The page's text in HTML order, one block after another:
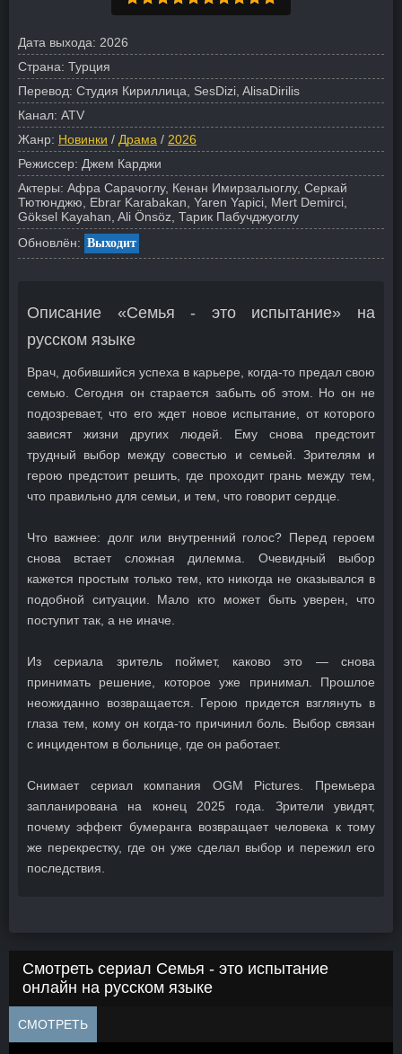
Дата выхода: 2026
Страна: Турция
Перевод: Студия Кириллица, SesDizi, AlisaDirilis
Канал: ATV
Жанр: Новинки / Драма / 2026
Режиссер: Джем Карджи
Актеры: Афра Сарачоглу, Кенан Имирзалыоглу, Серкай
Тютюнджю, Ebrar Karabakan, Yaren Yapici, Mert Demirci,
Göksel Kayahan, Ali Önsöz, Тарик Пабучджуоглу
Обновлён: Выходит
Описание «Семья - это испытание» на
русском языке
Врач, добившийся успеха в карьере, когда-то предал свою
семью. Сегодня он старается забыть об этом. Но он не
подозревает, что его ждет новое испытание, от которого
зависят жизни других людей. Ему снова предстоит
трудный выбор между совестью и семьей. Зрителям и
герою предстоит решить, где проходит грань между тем,
что правильно для семьи, и тем, что говорит сердце.
Что важнее: долг или внутренний голос? Перед героем
снова встает сложная дилемма. Очевидный выбор
кажется простым только тем, кто никогда не оказывался в
подобной ситуации. Мало кто может быть уверен, что
поступит так, а не иначе.
Из сериала зритель поймет, каково это — снова
принимать решение, которое уже принимал. Прошлое
неожиданно возвращается. Герою придется взглянуть в
глаза тем, кому он когда-то причинил боль. Выбор связан
с инцидентом в больнице, где он работает.
Снимает сериал компания OGM Pictures. Премьера
запланирована на конец 2025 года. Зрители увидят,
почему эффект бумеранга возвращает человека к тому
же перекрестку, где он уже сделал выбор и пережил его
последствия.
Смотреть сериал Семья - это испытание
онлайн на русском языке
СМОТРЕТЬ